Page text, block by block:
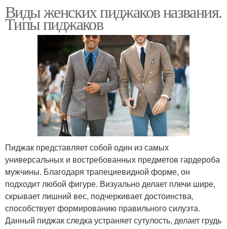
Виды женских пиджаков названия.
Типы пиджаков
Пиджак представляет собой один из самых
универсальных и востребованных предметов гардероба
мужчины. Благодаря трапециевидной форме, он
подходит любой фигуре. Визуально делает плечи шире,
скрывает лишний вес, подчеркивает достоинства,
способствует формированию правильного силуэта.
Данный пиджак следка устраняет сутулость, делает грудь